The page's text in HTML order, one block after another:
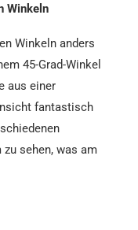
Winkeln
Winkeln anders
45-Grad-Winkel
aus einer
fantastisch
zu sehen, was am